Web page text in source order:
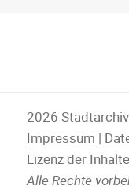
2026
Impressum |
Lizenz der
Alle Rechte